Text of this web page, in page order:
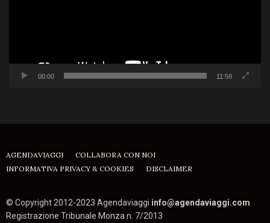
00:00 11:58
AGENDAVIAGGI
COLLABORA CON NOI
INFORMATIVA PRIVACY & COOKIES
DISCLAIMER
© Copyright 2012-2023 Agendaviaggi info@agendaviaggi.com
Registrazione Tribunale Monza n. 7/2013